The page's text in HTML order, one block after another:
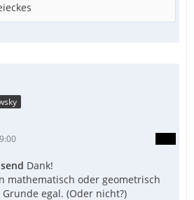
Dank!
mathematisch oder geometrisch
egal. (Oder nicht?)